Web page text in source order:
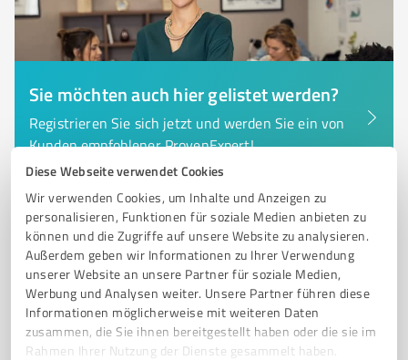
Diese Webseite verwendet Cookies
Wir verwenden Cookies, um Inhalte und Anzeigen zu
personalisieren, Funktionen für soziale Medien anbieten zu
können und die Zugriffe auf unsere Website zu analysieren.
Außerdem geben wir Informationen zu Ihrer Verwendung
unserer Website an unsere Partner für soziale Medien,
Werbung und Analysen weiter. Unsere Partner führen diese
Informationen möglicherweise mit weiteren Daten
zusammen, die Sie ihnen bereitgestellt haben oder die sie im
Rahmen Ihrer Nutzung der Dienste gesammelt haben.
Sie möchten auch hier gelistet werden?
Registrieren Sie sich jetzt und werden Sie ein von
Kunden empfohlener ProvenExpert!
6 Mediengestaltung
Kreativstudio Krömer Ostbevern
Kreativstudio Krömer - Professionelles Webdesign und
individuelle Lösungen
WEBDESIGN OSTBEVERN WEBSEITEN PRINTMEDIEN HOSTING